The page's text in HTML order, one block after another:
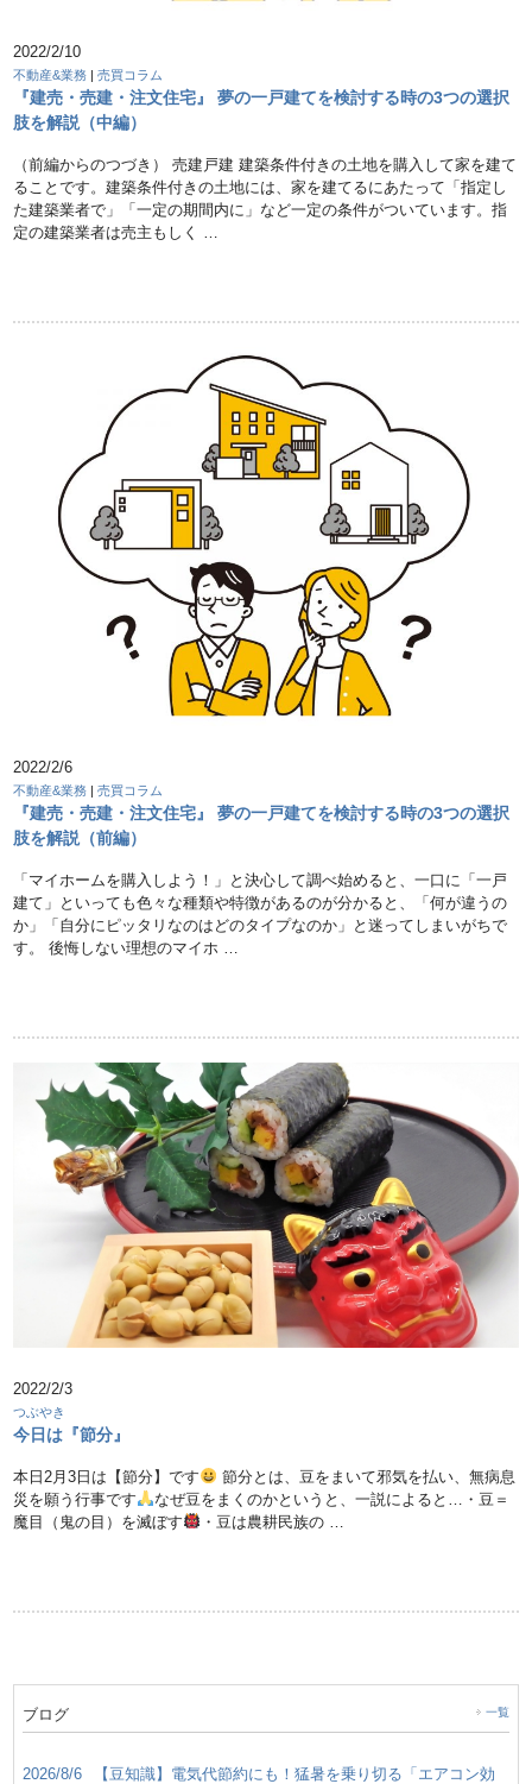
2022/2/10
不動産&業務 |売買コラム
『建売・売建・注文住宅』 夢の一戸建てを検討する時の3つの選択
肢を解説（中編）
（前編からのつづき） 売建戸建 建築条件付きの土地を購入して家を建て
ることです。建築条件付きの土地には、家を建てるにあたって「指定し
た建築業者で」「一定の期間内に」など一定の条件がついています。指
定の建築業者は売主もしく …
2022/2/6
不動産&業務 |売買コラム
『建売・売建・注文住宅』 夢の一戸建てを検討する時の3つの選択
肢を解説（前編）
「マイホームを購入しよう！」と決心して調べ始めると、一口に「一戸
建て」といっても色々な種類や特徴があるのが分かると、「何が違うの
か」「自分にピッタリなのはどのタイプなのか」と迷ってしまいがちで
す。 後悔しない理想のマイホ …
2022/2/3
つぶやき
今日は『節分』
本日2月3日は【節分】です
節分とは、豆をまいて邪気を払い、無病息
災を願う行事です
なぜ豆をまくのかというと、一説によると…・豆＝
魔目（鬼の目）を滅ぼす
・豆は農耕民族の …
ブログ 一覧
2026/8/6
【豆知識】電気代節約にも！猛暑を乗り切る「エアコン効